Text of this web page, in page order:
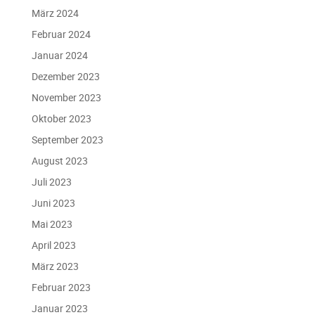
März 2024
Februar 2024
Januar 2024
Dezember 2023
November 2023
Oktober 2023
September 2023
August 2023
Juli 2023
Juni 2023
Mai 2023
April 2023
März 2023
Februar 2023
Januar 2023